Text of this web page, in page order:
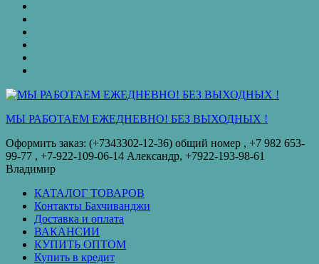
кредит
МЫ РАБОТАЕМ ЕЖЕДНЕВНО! БЕЗ ВЫХОДНЫХ !
Оформить заказ: (+7343302-12-36) общий номер , ‪+7 982 653-
99-77‬ , +7-922-109-06-14 Александр, +7922-193-98-61
Владимир
КАТАЛОГ ТОВАРОВ
Контакты Бахчиванджи
Доставка и оплата
ВАКАНСИИ
КУПИТЬ ОПТОМ
Купить в кредит